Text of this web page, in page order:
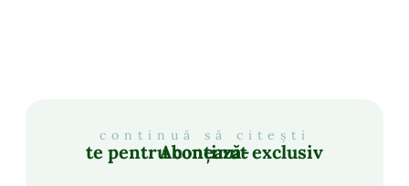
continuă să citești
Abonează-te pentru conținut exclusiv